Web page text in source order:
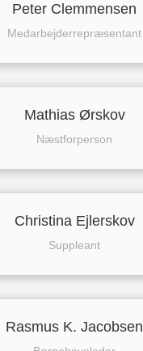
Peter Clemmensen
Medarbejderrepræsentant
Mathias Ørskov
Næstforperson
Christina Ejlerskov
Suppleant
Rasmus K. Jacobsen